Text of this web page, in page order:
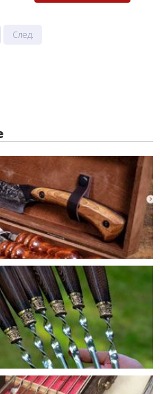
След.